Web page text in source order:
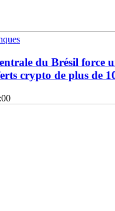
du Brésil force
crypto de plus de